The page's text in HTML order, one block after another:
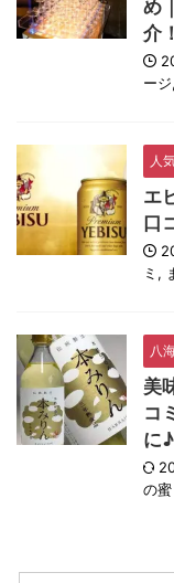
め
介！
ージ,
人
エ
口
ミ ,
八
美
コ
に♪
の蜜